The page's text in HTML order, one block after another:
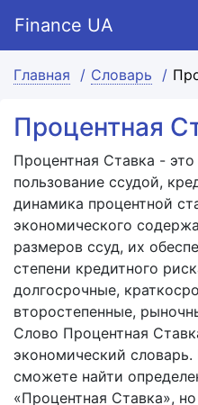
Finance UA
Главная Словарь
Процентная
Процентная Ставка -
пользование ссудой,
динамика процентной
экономического
размеров ссуд, их
степени кредитного
долгосрочные,
второстепенные,
Слово Процентная
экономический
сможете найти
«Процентная Ставка»,